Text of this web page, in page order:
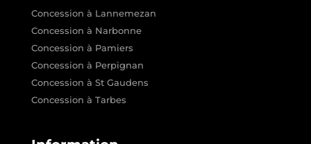
Concession à Lannemezan
Concession à Narbonne
Concession à Pamiers
Concession à Perpignan
Concession à St Gaudens
Concession à Tarbes